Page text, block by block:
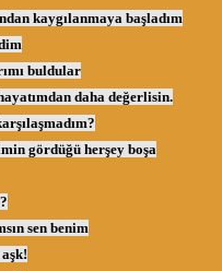
kaygılanmaya başladım
buldular
daha değerlisin.
gördüğü herşey boşa
sen benim